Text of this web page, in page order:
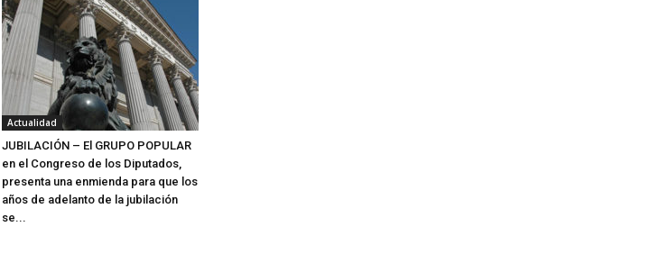
Actualidad
JUBILACIÓN – El GRUPO POPULAR
en el Congreso de los Diputados,
presenta una enmienda para que los
años de adelanto de la jubilación
se...